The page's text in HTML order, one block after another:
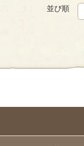
並び順